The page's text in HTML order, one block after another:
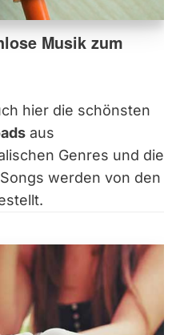
Musik zum
hier die schönsten
aus
Genres und die
werden von den